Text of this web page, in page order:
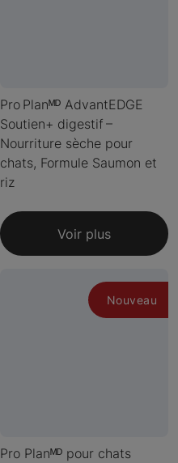
Pro Planᴹᴰ AdvantEDGE
Soutien+ digestif –
Nourriture sèche pour
chats, Formule Saumon et
riz
Voir plus
Nouveau
Pro Planᴹᴰ pour chats